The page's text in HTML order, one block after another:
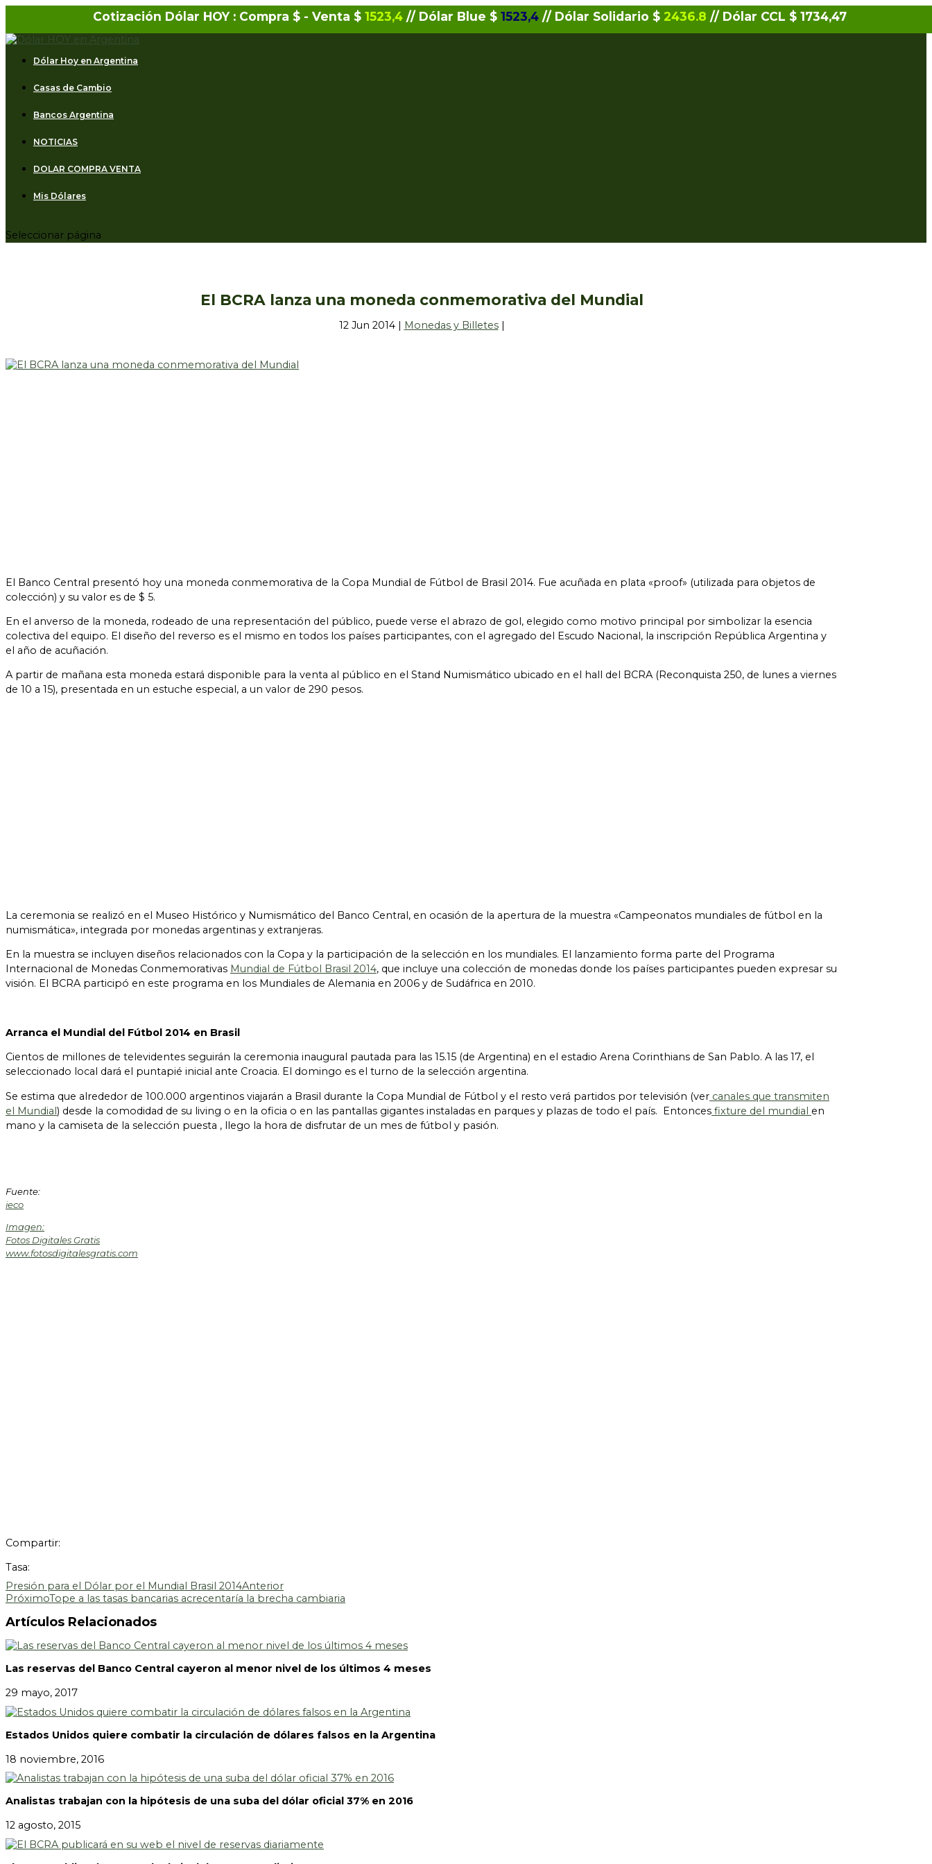
Cotización Dólar HOY : Compra $ - Venta $ 1523,4 // Dólar Blue $ 1523,4// Dólar Solidario $ 2436.8 // Dólar CCL $ 1734,47
Dólar Hoy en Argentina
Casas de Cambio
Bancos Argentina
NOTICIAS
DOLAR COMPRA VENTA
Mis Dólares
Seleccionar página
El BCRA lanza una moneda conmemorativa del Mundial
12 Jun 2014| Monedas y Billetes|
El Banco Central presentó hoy una moneda conmemorativa de la Copa Mundial de Fútbol de Brasil 2014. Fue acuñada en plata «proof» (utilizada para objetos de
colección) y su valor es de $ 5.
En el anverso de la moneda, rodeado de una representación del público, puede verse el abrazo de gol, elegido como motivo principal por simbolizar la esencia
colectiva del equipo. El diseño del reverso es el mismo en todos los países participantes, con el agregado del Escudo Nacional, la inscripción República Argentina y
el año de acuñación.
A partir de mañana esta moneda estará disponible para la venta al público en el Stand Numismático ubicado en el hall del BCRA (Reconquista 250, de lunes a viernes
de 10 a 15), presentada en un estuche especial, a un valor de 290 pesos.
La ceremonia se realizó en el Museo Histórico y Numismático del Banco Central, en ocasión de la apertura de la muestra «Campeonatos mundiales de fútbol en la
numismática», integrada por monedas argentinas y extranjeras.
En la muestra se incluyen diseños relacionados con la Copa y la participación de la selección en los mundiales. El lanzamiento forma parte del Programa
Internacional de Monedas Conmemorativas Mundial de Fútbol Brasil 2014, que incluye una colección de monedas donde los países participantes pueden expresar su
visión. El BCRA participó en este programa en los Mundiales de Alemania en 2006 y de Sudáfrica en 2010.
Arranca el Mundial del Fútbol 2014 en Brasil
Cientos de millones de televidentes seguirán la ceremonia inaugural pautada para las 15.15 (de Argentina) en el estadio Arena Corinthians de San Pablo. A las 17, el
seleccionado local dará el puntapié inicial ante Croacia. El domingo es el turno de la selección argentina.
Se estima que alrededor de 100.000 argentinos viajarán a Brasil durante la Copa Mundial de Fútbol y el resto verá partidos por televisión (ver canales que transmiten
el Mundial) desde la comodidad de su living o en la oficia o en las pantallas gigantes instaladas en parques y plazas de todo el país. Entonces fixture del mundial en
mano y la camiseta de la selección puesta , llego la hora de disfrutar de un mes de fútbol y pasión.
Fuente:
ieco
Imagen:
Fotos Digitales Gratis
www.fotosdigitalesgratis.com
Compartir:
Tasa:
Presión para el Dólar por el Mundial Brasil 2014Anterior
PróximoTope a las tasas bancarias acrecentaría la brecha cambiaria
Artículos Relacionados
Las reservas del Banco Central cayeron al menor nivel de los últimos 4 meses
29 mayo, 2017
Estados Unidos quiere combatir la circulación de dólares falsos en la Argentina
18 noviembre, 2016
Analistas trabajan con la hipótesis de una suba del dólar oficial 37% en 2016
12 agosto, 2015